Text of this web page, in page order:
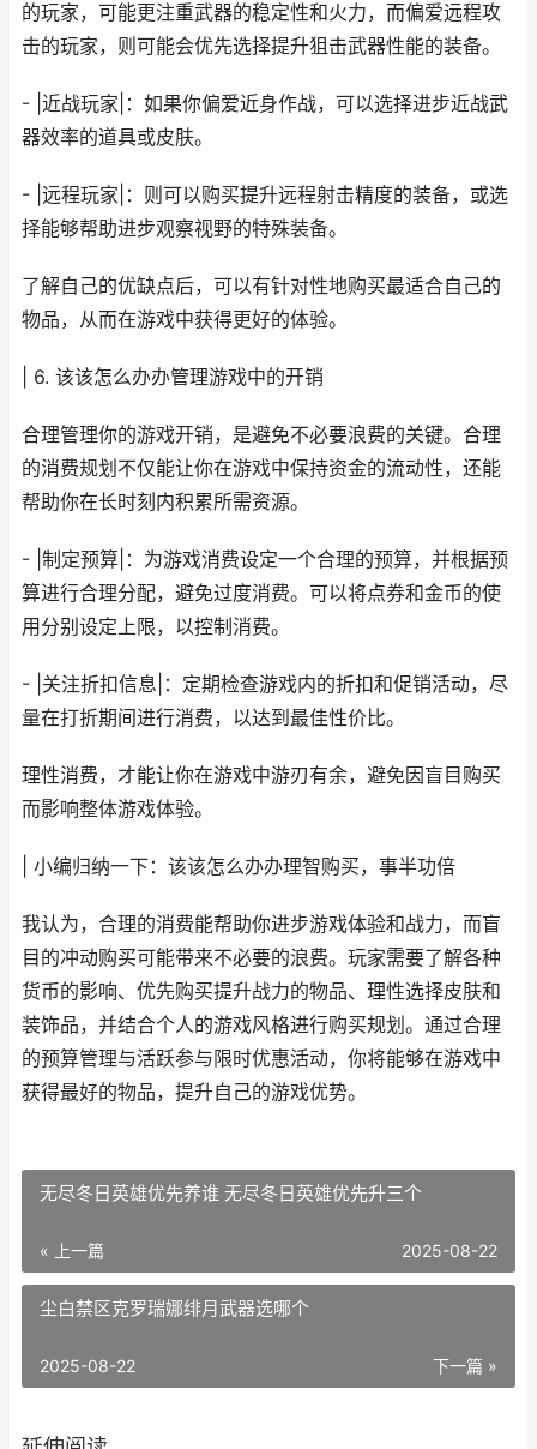
的玩家，可能更注重武器的稳定性和火力，而偏爱远程攻
击的玩家，则可能会优先选择提升狙击武器性能的装备。
- |近战玩家|：如果你偏爱近身作战，可以选择进步近战武
器效率的道具或皮肤。
- |远程玩家|：则可以购买提升远程射击精度的装备，或选
择能够帮助进步观察视野的特殊装备。
了解自己的优缺点后，可以有针对性地购买最适合自己的
物品，从而在游戏中获得更好的体验。
| 6. 该该怎么办办管理游戏中的开销
合理管理你的游戏开销，是避免不必要浪费的关键。合理
的消费规划不仅能让你在游戏中保持资金的流动性，还能
帮助你在长时刻内积累所需资源。
- |制定预算|：为游戏消费设定一个合理的预算，并根据预
算进行合理分配，避免过度消费。可以将点券和金币的使
用分别设定上限，以控制消费。
- |关注折扣信息|：定期检查游戏内的折扣和促销活动，尽
量在打折期间进行消费，以达到最佳性价比。
理性消费，才能让你在游戏中游刃有余，避免因盲目购买
而影响整体游戏体验。
| 小编归纳一下：该该怎么办办理智购买，事半功倍
我认为，合理的消费能帮助你进步游戏体验和战力，而盲
目的冲动购买可能带来不必要的浪费。玩家需要了解各种
货币的影响、优先购买提升战力的物品、理性选择皮肤和
装饰品，并结合个人的游戏风格进行购买规划。通过合理
的预算管理与活跃参与限时优惠活动，你将能够在游戏中
获得最好的物品，提升自己的游戏优势。
无尽冬日英雄优先养谁 无尽冬日英雄优先升三个
« 上一篇 2025-08-22
尘白禁区克罗瑞娜绯月武器选哪个
下一篇 »
2025-08-22